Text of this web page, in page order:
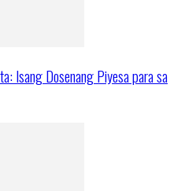
Isang Dosenang Piyesa para sa